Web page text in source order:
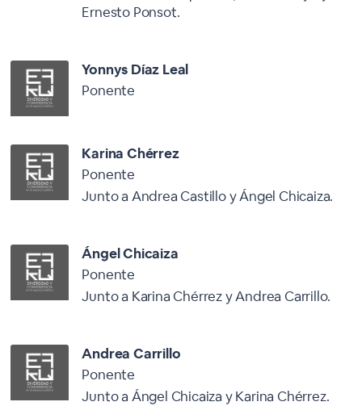
Ernesto Ponsot.
Yonnys Díaz Leal
Ponente
Karina Chérrez
Ponente
Junto a Andrea Castillo y Ángel Chicaiza.
Ángel Chicaiza
Ponente
Junto a Karina Chérrez y Andrea Carrillo.
Andrea Carrillo
Ponente
Junto a Ángel Chicaiza y Karina Chérrez.